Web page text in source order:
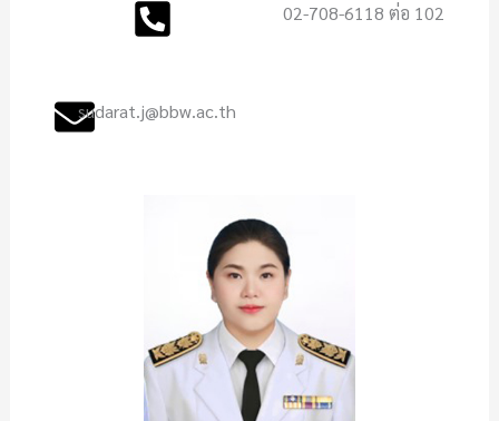
02-708-6118 ต่อ 102
sudarat.j@bbw.ac.th